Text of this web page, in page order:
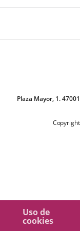
Uso de
cookies
Plaza Mayor, 1.